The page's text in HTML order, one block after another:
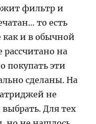
фильтр и
то есть
и в обычной
рассчитано на
покупать эти
сделаны. На
не
Для тех